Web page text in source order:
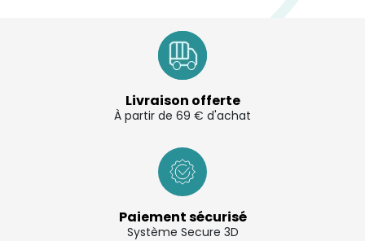
Livraison offerte
À partir de 69 € d'achat
Paiement sécurisé
Système Secure 3D